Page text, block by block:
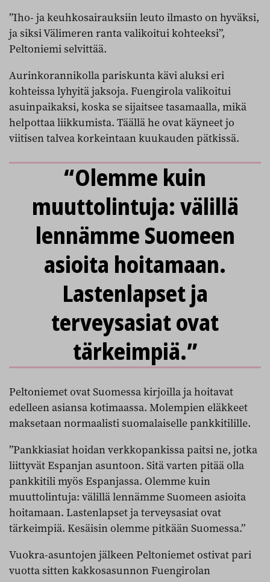
”Iho- ja keuhkosairauksiin leuto ilmasto on hyväksi,
ja siksi Välimeren ranta valikoitui kohteeksi”,
Peltoniemi selvittää.
Aurinkorannikolla pariskunta kävi aluksi eri
kohteissa lyhyitä jaksoja. Fuengirola valikoitui
asuinpaikaksi, koska se sijaitsee tasamaalla, mikä
helpottaa liikkumista. Täällä he ovat käyneet jo
viitisen talvea korkeintaan kuukauden pätkissä.
“Olemme kuin
muuttolintuja: välillä
lennämme Suomeen
asioita hoitamaan.
Lastenlapset ja
terveysasiat ovat
tärkeimpiä.”
Peltoniemet ovat Suomessa kirjoilla ja hoitavat
edelleen asiansa kotimaassa. Molempien eläkkeet
maksetaan normaalisti suomalaiselle pankkitilille.
”Pankkiasiat hoidan verkkopankissa paitsi ne, jotka
liittyvät Espanjan asuntoon. Sitä varten pitää olla
pankkitili myös Espanjassa. Olemme kuin
muuttolintuja: välillä lennämme Suomeen asioita
hoitamaan. Lastenlapset ja terveysasiat ovat
tärkeimpiä. Kesäisin olemme pitkään Suomessa.”
Vuokra-asuntojen jälkeen Peltoniemet ostivat pari
vuotta sitten kakkosasunnon Fuengirolan